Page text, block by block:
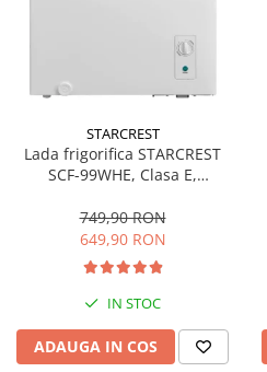
STARCREST
Lada frigorifica STARCREST
SCF-99WHE, Clasa E,
convertibil - functie frigider,
Termostat reglabil, Alb
749,90 RON
649,90 RON
IN STOC
ADAUGA IN COS